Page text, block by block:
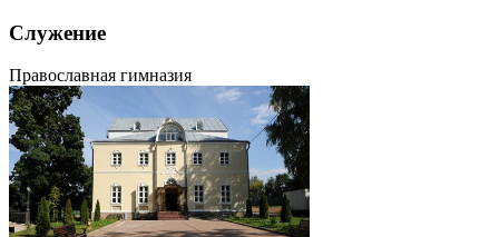
Служение
Православная гимназия